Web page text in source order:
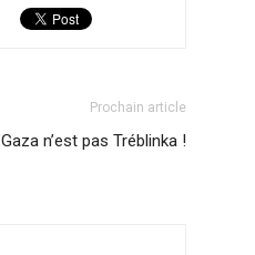
Prochain article
Gaza n’est pas Tréblinka !